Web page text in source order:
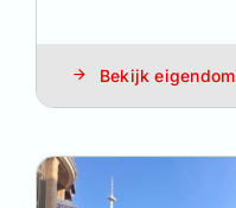
Bekijk eigendom